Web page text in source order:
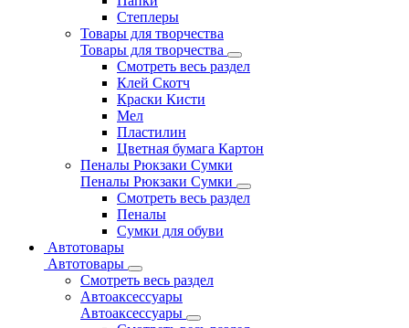
Степлеры
Товары для творчества
Товары для творчества
Смотреть весь раздел
Клей Скотч
Краски Кисти
Мел
Пластилин
Цветная бумага Картон
Пеналы Рюкзаки Сумки
Пеналы Рюкзаки Сумки
Смотреть весь раздел
Пеналы
Сумки для обуви
Автотовары
Автотовары
Смотреть весь раздел
Автоаксессуары
Автоаксессуары